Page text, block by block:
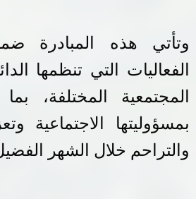
وتأتي هذه المبادرة
الفعاليات التي تنظمها
المجتمعية المختلفة،
بمسؤوليتها الاجتماعية
والتراحم خلال الشهر الفضيل